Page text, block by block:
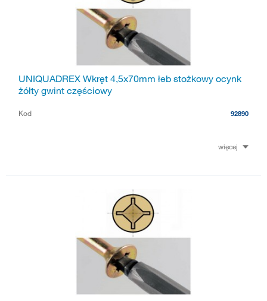
UNIQUADREX Wkręt 4,5x70mm łeb stożkowy ocynk
żółty gwint częściowy
Kod 92890
więcej